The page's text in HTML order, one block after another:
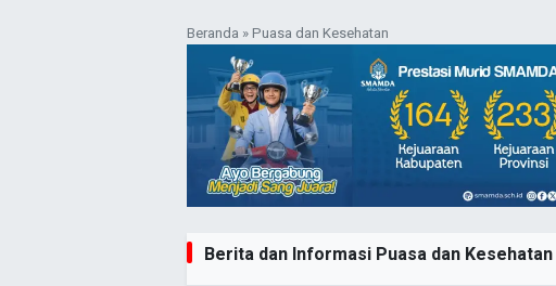
Beranda »Puasa dan Kesehatan
Berita dan Informasi Puasa dan